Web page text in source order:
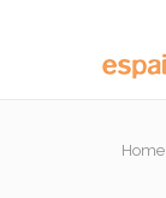
Home